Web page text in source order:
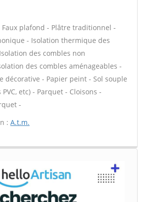
plafond - Plâtre traditionnel -
- Isolation thermique des
des combles non
des combles aménageables -
décorative - Papier peint - Sol souple
etc) - Parquet - Cloisons -
-
: A.t.m.